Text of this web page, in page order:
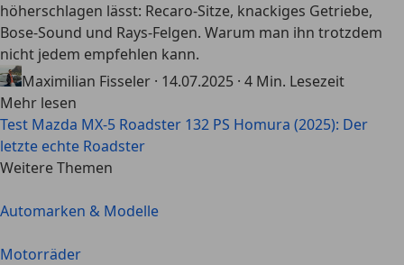
höherschlagen lässt: Recaro-Sitze, knackiges Getriebe,
Bose-Sound und Rays-Felgen. Warum man ihn trotzdem
nicht jedem empfehlen kann.
Maximilian Fisseler · 14.07.2025 · 4 Min. Lesezeit
Mehr lesen
Test Mazda MX-5 Roadster 132 PS Homura (2025): Der
letzte echte Roadster
Weitere Themen
Automarken & Modelle
Motorräder